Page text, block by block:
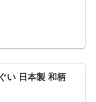
い 日本製 和柄